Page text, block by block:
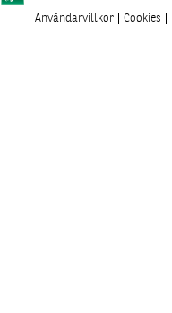
Användarvillkor Cookies